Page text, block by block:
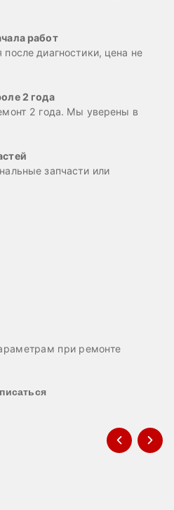
работ
диагностики, цена не
2 года
2 года. Мы уверены в
запчасти или
при ремонте